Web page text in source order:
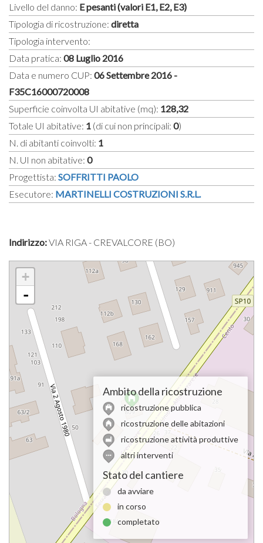
Livello del danno: E pesanti (valori E1, E2, E3)
Tipologia di ricostruzione: diretta
Tipologia intervento:
Data pratica: 08 Luglio 2016
Data e numero CUP: 06 Settembre 2016 -
F35C16000720008
Superficie coinvolta UI abitative (mq): 128,32
Totale UI abitative: 1 (di cui non principali: 0)
N. di abitanti coinvolti: 1
N. UI non abitative: 0
Progettista: SOFFRITTI PAOLO
Esecutore: MARTINELLI COSTRUZIONI S.R.L.
Indirizzo:VIA RIGA - CREVALCORE (BO)
+
-
Ambito della ricostruzione
ricostruzione pubblica
ricostruzione delle abitazioni
ricostruzione attività produttive
altri interventi
Stato del cantiere
da avviare
in corso
completato